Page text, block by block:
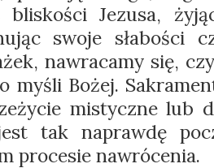
bliskości Jezusa,
swoje słabości
nawracamy się,
myśli Bożej.
mistyczne lub
tak naprawdę
procesie nawrócenia.